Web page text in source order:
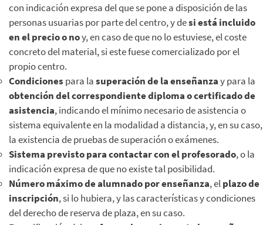
con indicación expresa del que se pone a disposición de las
personas usuarias por parte del centro, y desi está incluido
en el precio o noy, en caso de que no lo estuviese, el coste
concreto del material, si este fuese comercializado por el
propio centro.
Condiciones para lasuperación de la enseñanzay para la
obtención del correspondiente diploma o certificado de
asistencia, indicando el mínimo necesario de asistencia o
sistema equivalente en la modalidad a distancia, y, en su caso,
la existencia de pruebas de superación o exámenes.
Sistema previsto para contactar con el profesorado, o la
indicación expresa de que no existe tal posibilidad.
Número máximo de alumnado por enseñanza, elplazo de
inscripción, si lo hubiera, y las características y condiciones
del derecho de reserva de plaza, en su caso.